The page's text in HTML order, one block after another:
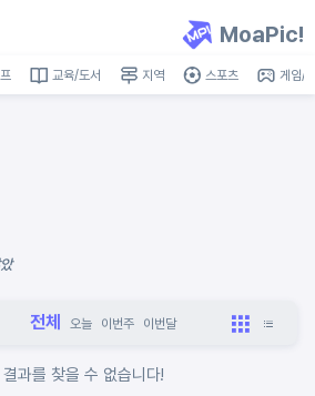
MoaPic!
교육/도서 지역 스포츠 게임/
전체 오늘 이번주 이번달
과를 찾을 수 없습니다!